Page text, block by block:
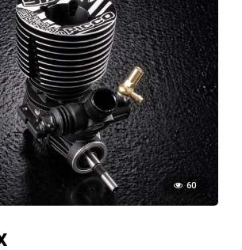
60